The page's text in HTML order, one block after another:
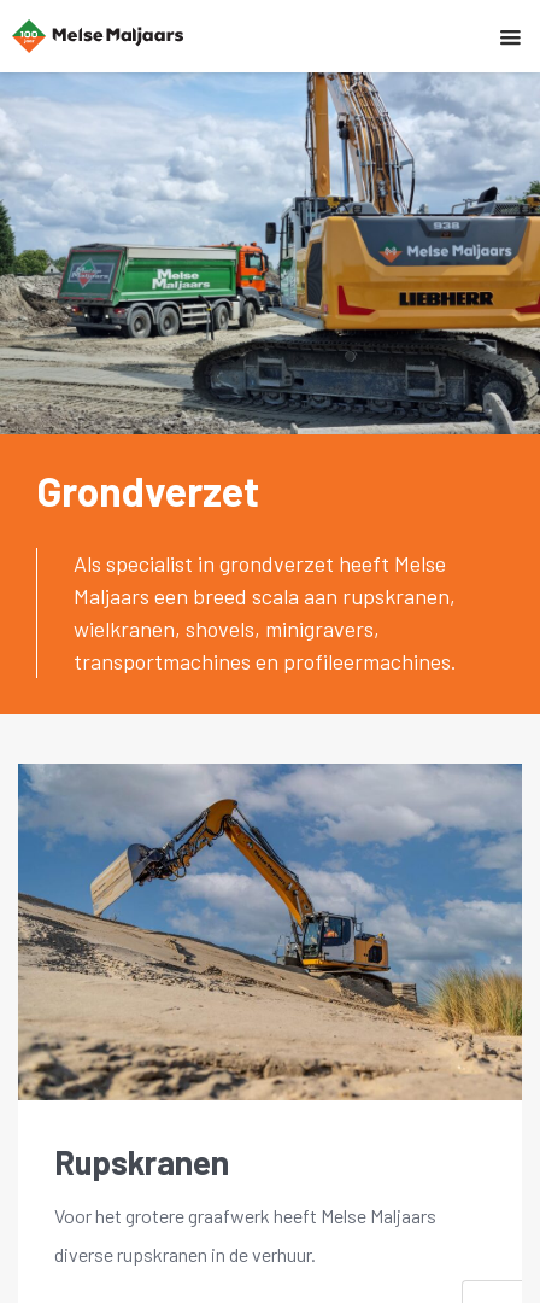
Grondverzet
Als specialist in grondverzet heeft Melse
Maljaars een breed scala aan rupskranen,
wielkranen, shovels, minigravers,
transportmachines en profileermachines.
Rupskranen
Voor het grotere graafwerk heeft Melse Maljaars
diverse rupskranen in de verhuur.